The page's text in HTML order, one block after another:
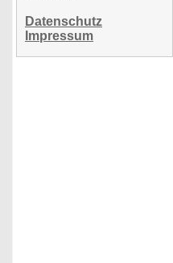
Datenschutz
Impressum